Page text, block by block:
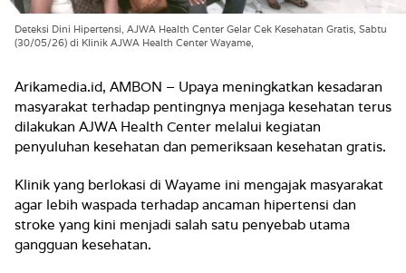
Deteksi Dini Hipertensi, AJWA Health Center Gelar Cek Kesehatan Gratis, Sabtu
(30/05/26) di Klinik AJWA Health Center Wayame,
Arikamedia.id, AMBON – Upaya meningkatkan kesadaran
masyarakat terhadap pentingnya menjaga kesehatan terus
dilakukan AJWA Health Center melalui kegiatan
penyuluhan kesehatan dan pemeriksaan kesehatan gratis.
Klinik yang berlokasi di Wayame ini mengajak masyarakat
agar lebih waspada terhadap ancaman hipertensi dan
stroke yang kini menjadi salah satu penyebab utama
gangguan kesehatan.